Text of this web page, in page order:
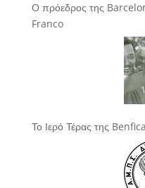
Ο πρόεδρος της
Franco
Το Ιερό Τέρας της Benfica